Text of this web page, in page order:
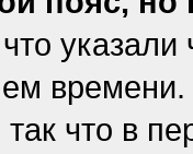
указали
что в